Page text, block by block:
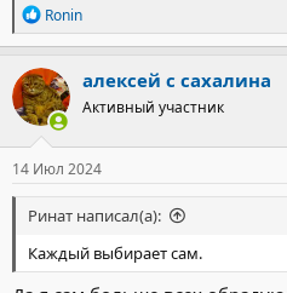
Р
е
а
к
ц
и
и
:
Ronin
алексей с сахалина
Активный участник
14 Июл 2024
Ринат написал(а):
Каждый выбирает сам.